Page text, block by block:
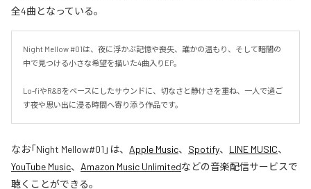
全4曲となっている。
Night Mellow #01は、夜に浮かぶ記憶や喪失、誰かの温もり、そして暗闇の
中で見つける小さな希望を描いた4曲入りEP。
Lo-fiやR&Bをベースにしたサウンドに、切なさと静けさを重ね、一人で過ご
す夜や思い出に浸る時間へ寄り添う作品です。
なお「Night Mellow#01 」は、 Apple Music、 Spotify、 LINE MUSIC、
YouTube Music、 Amazon Music Unlimitedなどの音楽配信サービスで
聴くことができる。